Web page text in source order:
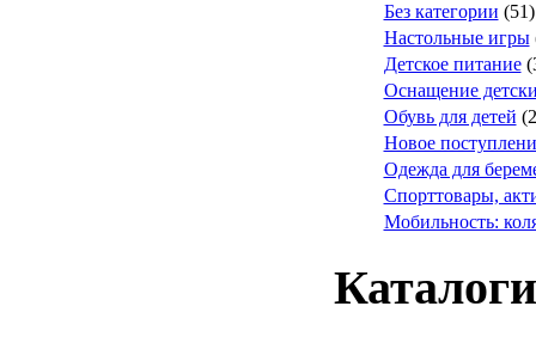
Без категории (51)
Настольные игры
Детское питание
Оснащение
Обувь для детей
Новое
Одежда для
Спорттовары,
Мобильность: